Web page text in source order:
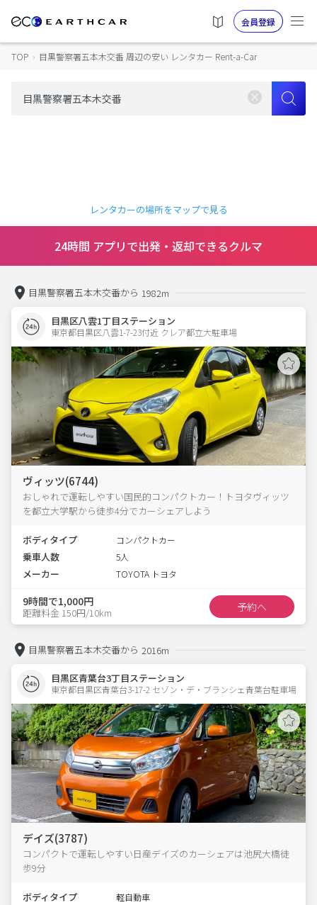
会員登録
TOP › 目黒警察署五本木交番 周辺の安い レンタカー Rent-a-Car
レンタカーの場所をマップで見る
24時間 アプリで出発・返却できるクルマ
目黒警察署五本木交番から 1982m
目黒区八雲1丁目ステーション
東京都目黒区八雲1-7-23付近 クレア都立大駐車場
ヴィッツ(6744)
おしゃれで運転しやすい国民的コンパクトカー！トヨタヴィッツ
を都立大学駅から徒歩4分でカーシェアしよう
ボディタイプ コンパクトカー
乗車人数 5人
メーカー TOYOTA トヨタ
9時間で1,000円
距離料金 150円/10km 予約へ
目黒警察署五本木交番から 2016m
目黒区青葉台3丁目ステーション
東京都目黒区青葉台3-17-2 セゾン・デ・ブランシェ青葉台駐車場
デイズ(3787)
コンパクトで運転しやすい日産デイズのカーシェアは池尻大橋徒
歩9分
ボディタイプ 軽自動車